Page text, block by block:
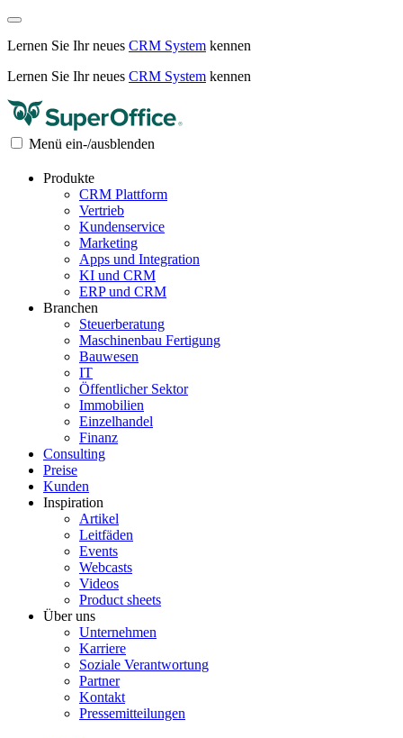
Lernen Sie Ihr neues CRM System kennen
Lernen Sie Ihr neues CRM System kennen
Menü ein-/ausblenden
Produkte
CRM Plattform
Vertrieb
Kundenservice
Marketing
Apps und Integration
KI und CRM
ERP und CRM
Branchen
Steuerberatung
Maschinenbau Fertigung
Bauwesen
IT
Öffentlicher Sektor
Immobilien
Einzelhandel
Finanz
Consulting
Preise
Kunden
Inspiration
Artikel
Leitfäden
Events
Webcasts
Videos
Product sheets
Über uns
Unternehmen
Karriere
Soziale Verantwortung
Partner
Kontakt
Pressemitteilungen